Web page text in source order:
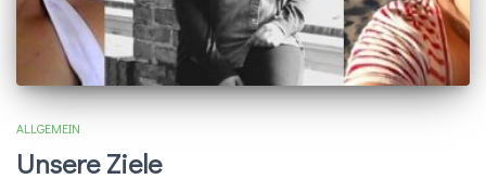
ALLGEMEIN
Unsere Ziele